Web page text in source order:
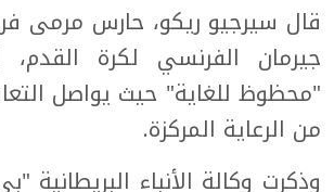
قال سيرجيو ريكو، حارس مرمى
جيرمان الفرنسي لكرة
"محظوظ للغاية" حيث يواصل
من الرعاية المركزة.
وذكرت وكالة الأنباء البريطانية